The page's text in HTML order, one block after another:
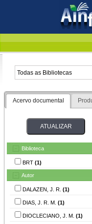
Acervo documental
Biblioteca
BRT (1)
Autor
DALAZEN, J. R. (1)
DIAS, J. R. M. (1)
DIOCLECIANO, J. M. (1)